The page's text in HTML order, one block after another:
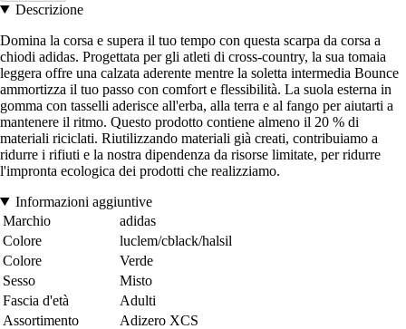
Descrizione
Domina la corsa e supera il tuo tempo con questa scarpa da corsa a
chiodi adidas. Progettata per gli atleti di cross-country, la sua tomaia
leggera offre una calzata aderente mentre la soletta intermedia Bounce
ammortizza il tuo passo con comfort e flessibilità. La suola esterna in
gomma con tasselli aderisce all'erba, alla terra e al fango per aiutarti a
mantenere il ritmo. Questo prodotto contiene almeno il 20 % di
materiali riciclati. Riutilizzando materiali già creati, contribuiamo a
ridurre i rifiuti e la nostra dipendenza da risorse limitate, per ridurre
l'impronta ecologica dei prodotti che realizziamo.
Informazioni aggiuntive
Marchio
adidas
Colore
luclem/cblack/halsil
Colore
Verde
Sesso
Misto
Fascia d'età
Adulti
Assortimento
Adizero XCS